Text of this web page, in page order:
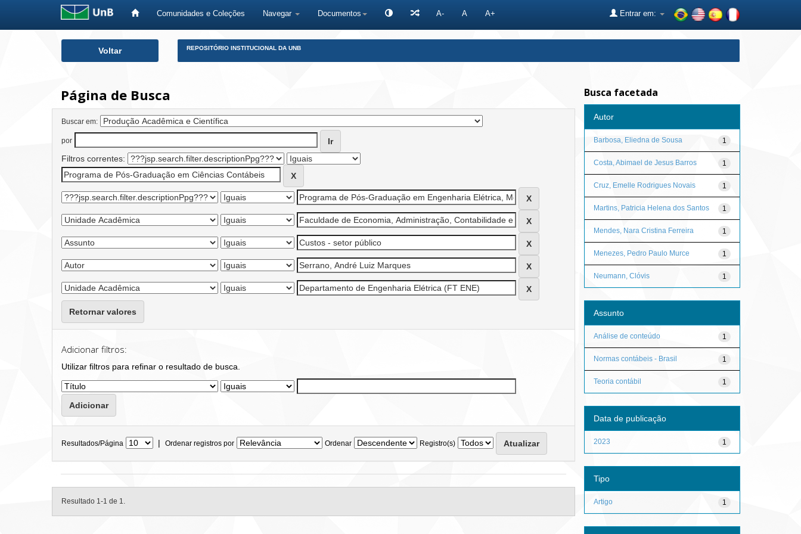
Comunidades e Coleções Navegar Documentos A- A A+ Entrar em:
Voltar REPOSITÓRIO INSTITUCIONAL DA UNB
Página de Busca
Buscar em:
por
Filtros correntes:
Retornar valores
Adicionar filtros:
Utilizar filtros para refinar o resultado de busca.
Resultados/Página | Ordenar registros por Ordenar Registro(s)
Resultado 1-1 de 1.
Busca facetada
Autor
1
Barbosa, Eliedna de Sousa
1
Costa, Abimael de Jesus Barros
1
Cruz, Emelle Rodrigues Novais
1
Martins, Patricia Helena dos Santos
1
Mendes, Nara Cristina Ferreira
1
Menezes, Pedro Paulo Murce
1
Neumann, Clóvis
Assunto
1
Análise de conteúdo
1
Normas contábeis - Brasil
1
Teoria contábil
Data de publicação
1
2023
Tipo
1
Artigo